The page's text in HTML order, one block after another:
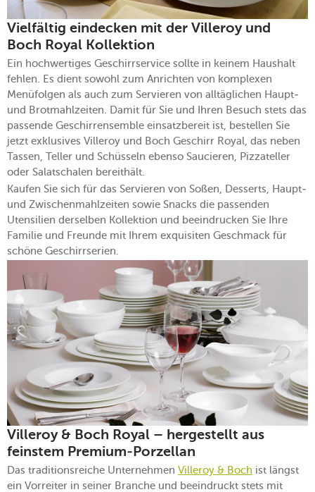
Vielfältig eindecken mit der Villeroy und
Boch Royal Kollektion
Ein hochwertiges Geschirrservice sollte in keinem Haushalt
fehlen. Es dient sowohl zum Anrichten von komplexen
Menüfolgen als auch zum Servieren von alltäglichen Haupt-
und Brotmahlzeiten. Damit für Sie und Ihren Besuch stets das
passende Geschirrensemble einsatzbereit ist, bestellen Sie
jetzt exklusives Villeroy und Boch Geschirr Royal, das neben
Tassen, Teller und Schüsseln ebenso Saucieren, Pizzateller
oder Salatschalen bereithält.
Kaufen Sie sich für das Servieren von Soßen, Desserts, Haupt-
und Zwischenmahlzeiten sowie Snacks die passenden
Utensilien derselben Kollektion und beeindrucken Sie Ihre
Familie und Freunde mit Ihrem exquisiten Geschmack für
schöne Geschirrserien.
Villeroy & Boch Royal – hergestellt aus
feinstem Premium-Porzellan
Das traditionsreiche Unternehmen Villeroy & Boch ist längst
ein Vorreiter in seiner Branche und beeindruckt stets mit